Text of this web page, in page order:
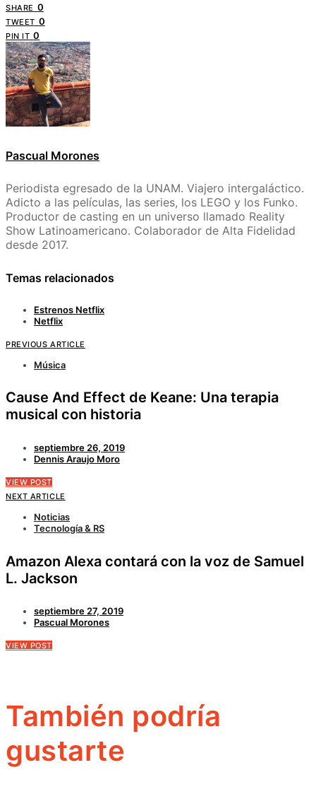
SHARE 0
TWEET 0
PIN IT 0
Pascual Morones
Periodista egresado de la UNAM. Viajero intergaláctico.
Adicto a las películas, las series, los LEGO y los Funko.
Productor de casting en un universo llamado Reality
Show Latinoamericano. Colaborador de Alta Fidelidad
desde 2017.
Temas relacionados
Estrenos Netflix
Netflix
PREVIOUS ARTICLE
Música
Cause And Effect de Keane: Una terapia
musical con historia
septiembre 26, 2019
Dennis Araujo Moro
VIEW POST
NEXT ARTICLE
Noticias
Tecnología & RS
Amazon Alexa contará con la voz de Samuel
L. Jackson
septiembre 27, 2019
Pascual Morones
VIEW POST
También podría
gustarte